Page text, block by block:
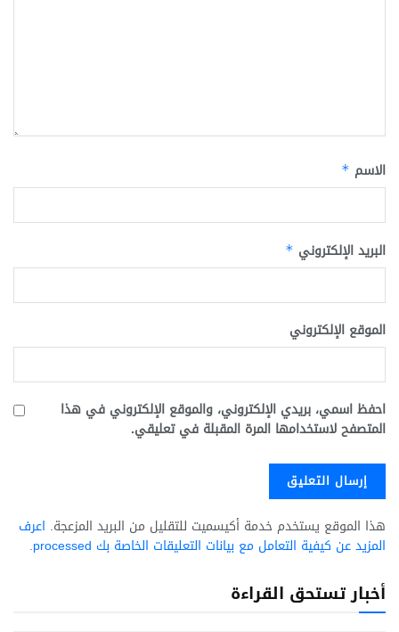
الاسم *
البريد الإلكتروني *
الموقع الإلكتروني
احفظ اسمي، بريدي الإلكتروني، والموقع الإلكتروني في هذا
المتصفح لاستخدامها المرة المقبلة في تعليقي.
هذا الموقع يستخدم خدمة أكيسميت للتقليل من البريد المزعجة. اعرف
المزيد عن كيفية التعامل مع بيانات التعليقات الخاصة بك processed
.
أخبار تستحق القراءة